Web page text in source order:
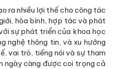
ra nhiều lợi thế cho công tác
hòa bình, hợp tác và phát
sự phát triển của khoa học
nghệ thông tin, và xu hướng
vai trò, tiếng nói và sự tham
ngày càng được coi trọng cả